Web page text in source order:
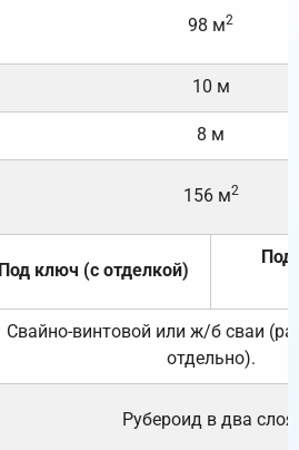
98 м2
10 м
8 м
156 м2
Под ключ (с отделкой)
Под
Свайно-винтовой или ж/б сваи
отдельно).
Рубероид в два слоя.